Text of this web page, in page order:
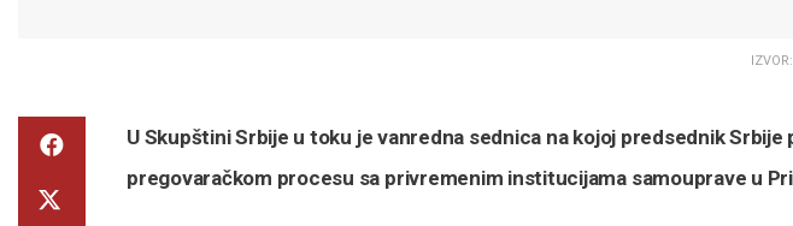
U Skupštini Srbije u toku je vanredna sednica na kojoj predsednik
pregovaračkom procesu sa privremenim institucijama samouprave u